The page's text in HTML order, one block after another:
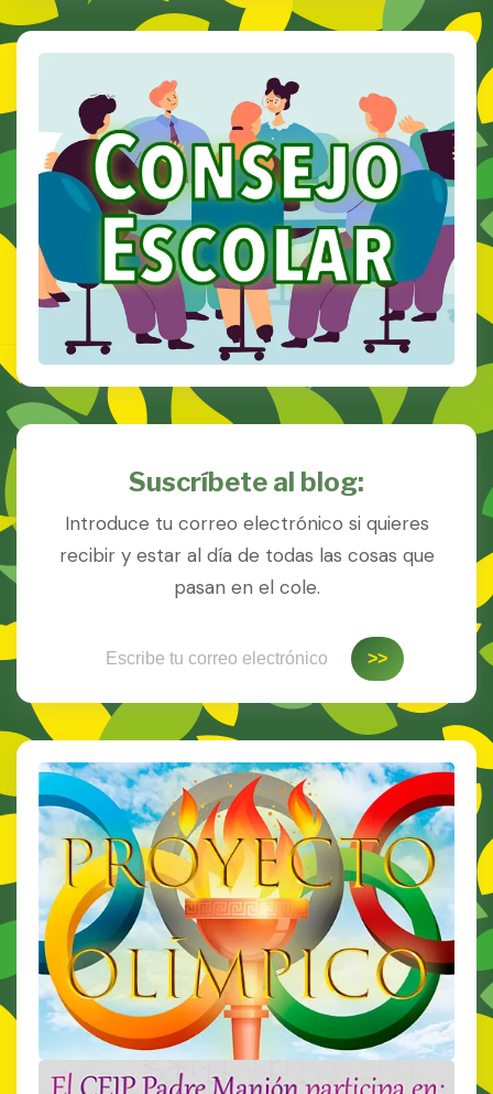
Suscríbete al blog:
Introduce tu correo electrónico si quieres
recibir y estar al día de todas las cosas que
pasan en el cole.
>>